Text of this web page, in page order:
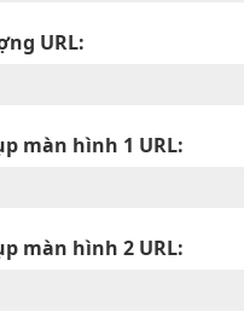
URL:
màn hình 1 URL:
màn hình 2 URL: